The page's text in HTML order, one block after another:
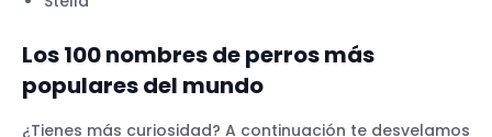
Los 100 nombres de perros más
populares del mundo
¿Tienes más curiosidad? A continuación te desvelamos